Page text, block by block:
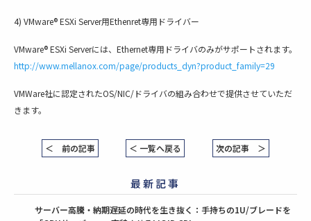
4) VMware® ESXi Server用Ethenret専用ドライバー
VMware® ESXi Serverには、Ethernet専用ドライバのみがサポートされます。
http://www.mellanox.com/page/products_dyn?product_family=29
VMWare社に認定されたOS/NIC/ドライバの組み合わせで提供させていただ
きます。
＜ 前の記事 ＜ 一覧へ戻る 次の記事 ＞
最新記事
サーバー高騰・納期遅延の時代を生き抜く：手持ちの1U/ブレードを